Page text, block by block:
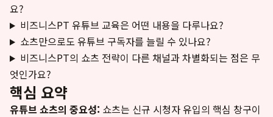
요?
비즈니스PT 유튜브 교육은 어떤 내용을 다루나요?
쇼츠만으로도 유튜브 구독자를 늘릴 수 있나요?
비즈니스PT의 쇼츠 전략이 다른 채널과 차별화되는 점은 무
엇인가요?
핵심 요약
유튜브 쇼츠의 중요성: 쇼츠는 신규 시청자 유입의 핵심 창구이